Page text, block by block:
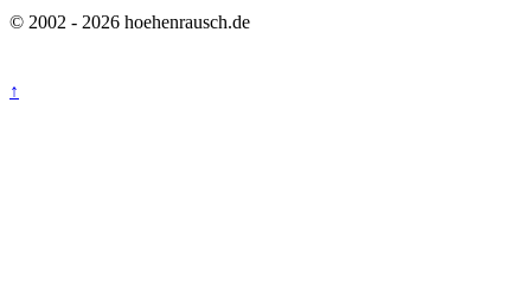
© 2002 - 2026 hoehenrausch.de
↑